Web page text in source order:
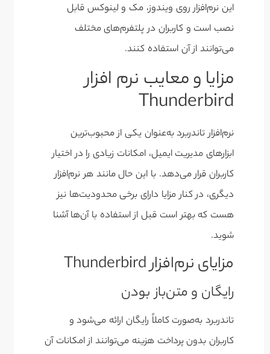
این نرم‌افزار روی ویندوز، مک و لینوکس قابل
نصب است و کاربران در پلتفرم‌های مختلف
می‌توانند از آن استفاده کنند.
مزایا و معایب نرم افزار
Thunderbird
نرم‌افزار تاندربرد به‌عنوان یکی از محبوب‌ترین
ابزارهای مدیریت ایمیل، امکانات زیادی را در اختیار
کاربران قرار می‌دهد. با این حال مانند هر نرم‌افزار
دیگری، در کنار مزایا دارای برخی محدودیت‌ها نیز
هست که بهتر است قبل از استفاده با آن‌ها آشنا
شوید.
مزایای نرم‌افزار Thunderbird
رایگان و متن‌باز بودن
تاندربرد به‌صورت کاملاً رایگان ارائه می‌شود و
کاربران بدون پرداخت هزینه می‌توانند از امکانات آن